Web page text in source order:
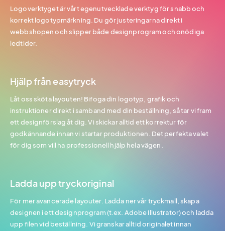
Logoverktyget är vårt egenutvecklade verktyg för snabb och
korrekt logotypmärkning. Du gör justeringarna direkt i
webbshopen och slipper både designprogram och onödiga
ledtider.
Hjälp från easytryck
Låt oss sköta layouten! Bifoga din logotyp, grafik och
instruktioner direkt i samband med din beställning, så tar vi fram
ett designförslag åt dig. Vi skickar alltid ett korrektur för
godkännande innan vi startar produktionen. Det perfekta valet
för dig som vill ha professionell hjälp hela vägen.
Ladda upp tryckoriginal
För mer avancerade layouter. Ladda ner vår tryckmall, skapa
designen i ett designprogram (t.ex. Adobe Illustrator) och ladda
upp filen vid beställning. Vi granskar alltid originalet innan